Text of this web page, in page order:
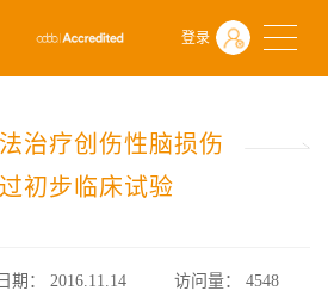
登录
前沿动态
伤已通过初步临床试验
治疗创伤性脑损伤
初步临床试验
日期： 2016.11.14 访问量：4548